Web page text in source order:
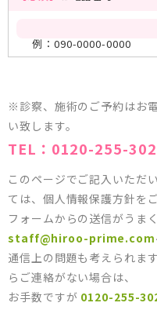
例：090-0000-0000
※診察、施術のご予約はお
い致します。
TEL： 0120-255-302
このページでご記入いただ
ては、個人情報保護方針を
フォームからの送信がうま
staff@hiroo-prime.com
通信上の問題も考えられま
らご連絡がない場合は、
お手数ですが 0120-255-